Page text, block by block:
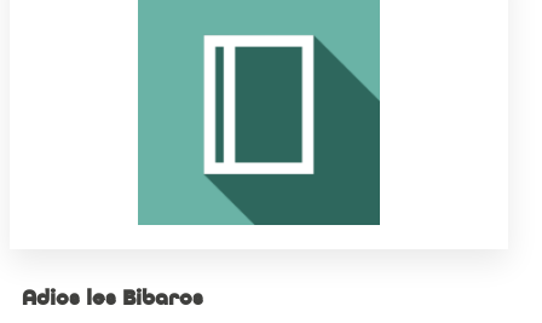
Adios les Bibaros